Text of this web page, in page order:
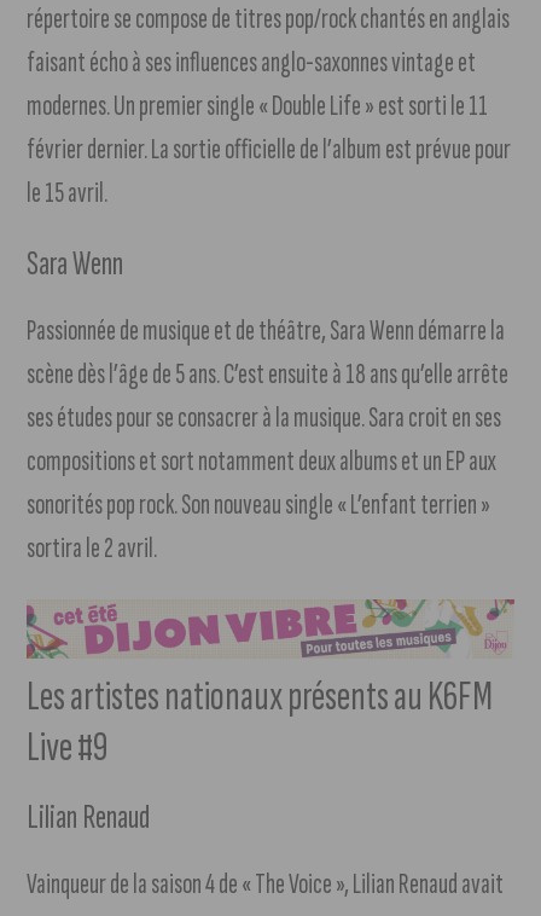
répertoire se compose de titres pop/rock chantés en anglais
faisant écho à ses influences anglo-saxonnes vintage et
modernes. Un premier single « Double Life » est sorti le 11
février dernier. La sortie officielle de l’album est prévue pour
le 15 avril.
Sara Wenn
Passionnée de musique et de théâtre, Sara Wenn démarre la
scène dès l’âge de 5 ans. C’est ensuite à 18 ans qu’elle arrête
ses études pour se consacrer à la musique. Sara croit en ses
compositions et sort notamment deux albums et un EP aux
sonorités pop rock. Son nouveau single « L’enfant terrien »
sortira le 2 avril.
Les artistes nationaux présents au K6FM
Live #9
Lilian Renaud
Vainqueur de la saison 4 de « The Voice », Lilian Renaud avait